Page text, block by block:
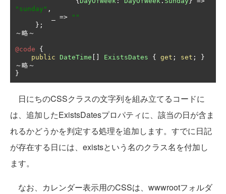
"sunday" ,
=>
""
};
～略～
@code
{
public DateTime ExistsDates { get ; set ;
}
～略～
}
日にちのCSSクラスの文字列を組み立てるコードに
は、追加したExistsDatesプロパティに、該当の日が含ま
れるかどうかを判定する処理を追加します。すでに日記
が存在する日には、existsという名のクラス名を付加し
ます。
なお、カレンダー表示用のCSSは、wwwrootフォルダ